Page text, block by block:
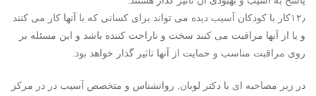
۱۲٫کار با کودکان آسیب دیده می تواند برای کسانی که با آنها کار می کنند
و یا از آنها مراقبت می کنند سخت و ناراحت کننده باشد و این مسئله بر
روی مراقبت مناسب و حمایت از آنها تاثیر گذار خواهد بود.
در زیر مصاحبه ای با دکتر لوبان, روانشناس و متخصص آسیب در در مرکز